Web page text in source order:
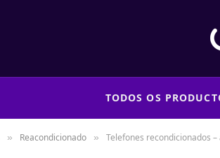
TODOS OS
» Reacondicionado » Telefones recondicionados